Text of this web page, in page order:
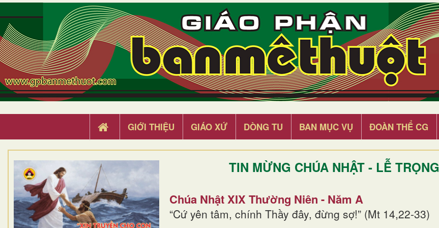
GIỚI THIỆU GIÁO XỨ DÒNG TU BAN MỤC VỤ ĐOÀN THỂ CG
TIN MỪNG CHÚA NHẬT - LỄ TRỌNG
Chúa Nhật XIX Thường Niên - Năm A
“Cứ yên tâm, chính Thầy đây, đừng sợ!” (Mt 14,22-33)